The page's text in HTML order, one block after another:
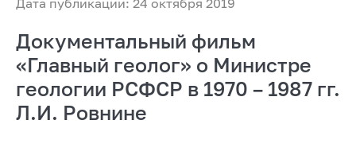
Документальный фильм
«Главный геолог» о Министре
геологии РСФСР в 1970 – 1987 гг.
Л.И. Ровнине